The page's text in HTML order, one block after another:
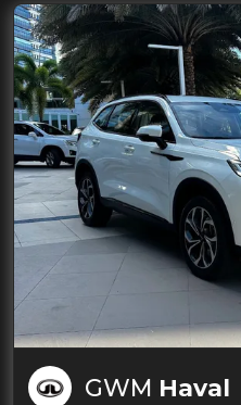
GWM Haval